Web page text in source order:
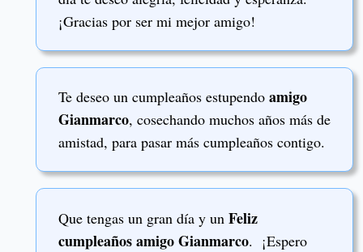
¡Gracias por ser mi mejor amigo!
Te deseo un cumpleaños estupendo amigo
Gianmarco, cosechando muchos años más de
amistad, para pasar más cumpleaños contigo.
Que tengas un gran día y un Feliz
cumpleaños amigo Gianmarco. ¡Espero